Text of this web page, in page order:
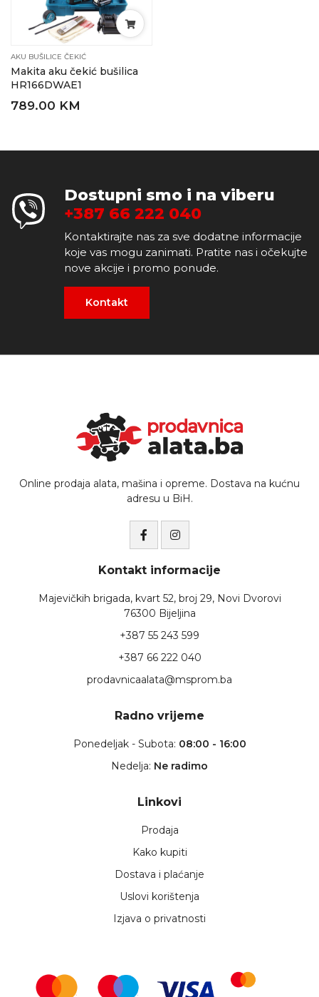
AKU BUŠILICE ČEKIĆ
Makita aku čekić bušilica
HR166DWAE1
789.00 KM
Dostupni smo i na viberu
+387 66 222 040
Kontaktirajte nas za sve dodatne informacije
koje vas mogu zanimati. Pratite nas i očekujte
nove akcije i promo ponude.
Kontakt
Online prodaja alata, mašina i opreme. Dostava na kućnu
adresu u BiH.
Kontakt informacije
Majevičkih brigada, kvart 52, broj 29, Novi Dvorovi
76300 Bijeljina
+387 55 243 599
+387 66 222 040
prodavnicaalata@msprom.ba
Radno vrijeme
Ponedeljak - Subota: 08:00 - 16:00
Nedelja: Ne radimo
Linkovi
Prodaja
Kako kupiti
Dostava i plaćanje
Uslovi korištenja
Izjava o privatnosti